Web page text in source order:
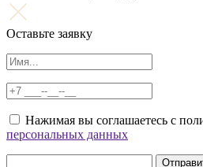
Оставьте заявку
Нажимая вы соглашаетесь с
персональных данных